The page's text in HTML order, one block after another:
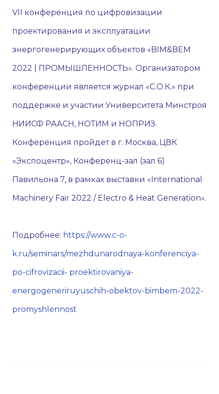
VII конференция по цифровизации
проектирования и эксплуатации
энергогенерирующих объектов «BIM&BЕM
2022 | ПРОМЫШЛЕННОСТЬ». Организатором
конференции является журнал «С.О.К.» при
поддержке и участии Университета Минстроя
НИИСФ РААСН, НОТИМ и НОПРИЗ.
Конференция пройдет в г. Москва, ЦВК
«Экспоцентр», Конференц-зал (зал 6)
Павильона 7, в рамках выставки «International
Machinery Fair 2022 / Electro & Heat Generation».
Подробнее: https://www.c-o-
k.ru/seminars/mezhdunarodnaya-konferenciya-
po-cifrovizacii- proektirovaniya-
energogeneriruyuschih-obektov-bimbem-2022-
promyshlennost